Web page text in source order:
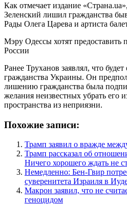
Как отмечает издание
Зеленский лишил гражданства
Рады Олега Царева и артиста
Мэру Одессы хотят предоставить
России
Ранее Труханов заявлял, что
гражданства Украины. Он
лишению гражданства была
желания неизвестных убрать его
пространства из неприязни.
Похожие записи:
Трамп заявил о вражде
Трамп рассказал об
Ничего хорошего ждать не
Немедленно: Бен-Гвир
суверенитета Израиля в
Макрон заявил, что не
геноцидом